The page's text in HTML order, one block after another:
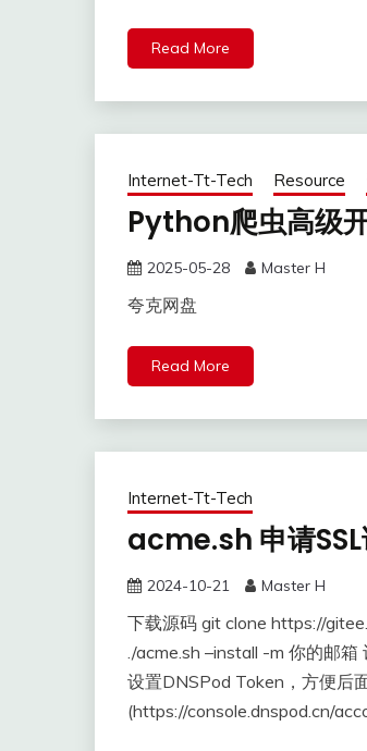
Read More
Internet-Tt-Tech Resource
Python爬虫高级
2025-05-28 Master H
夸克网盘
Read More
Internet-Tt-Tech
acme.sh 申请SSL
2024-10-21 Master H
下载源码 git clone https://
./acme.sh –install -m 你的邮
设置DNSPod Token，方便后
(https://console.dnspod.cn/